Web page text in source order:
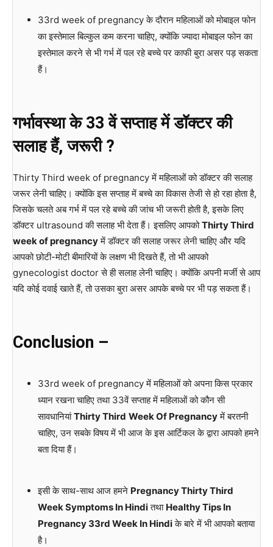
33rd week of pregnancy के दौरान महिलाओं को मोबाइल फोन
का इस्तेमाल बिल्कुल कम करना चाहिए, क्योंकि ज्यादा मोबाइल फोन का
इस्तेमाल करने से भी गर्भ में पल रहे बच्चे पर काफी बुरा असर पड़ सकता
हैं।
गर्भावस्था के 33 वें सप्ताह में डॉक्टर की
सलाह हैं, जरूरी ?
Thirty Third week of pregnancy में महिलाओं को डॉक्टर की सलाह
जरूर लेनी चाहिए। क्योंकि इस सप्ताह में बच्चे का विकास तेजी से हो रहा होता है,
जिसके चलते अब गर्भ में पल रहे बच्चे की जांच भी जरूरी होती है, इसके लिए
डॉक्टर ultrasound की सलाह भी देता हैं। इसलिए आपकोThirty Third
week of pregnancyमें डॉक्टर की सलाह जरूर लेनी चाहिए और यदि
आपको छोटी-मोटी बीमारियों के लक्षण भी दिखते हैं, तो भी आपको
gynecologist doctor से ही सलाह लेनी चाहिए। क्योंकि अपनी मर्जी से आप
यदि कोई दवाई खाते हैं, तो उसका बुरा असर आपके बच्चे पर भी पड़ सकता हैं।
Conclusion –
33rd week of pregnancy में महिलाओं को अपना किस प्रकार
ध्यान रखना चाहिए तथा 33वें सप्ताह में महिलाओं को कौन सी
सावधानियांThirty Third Week Of Pregnancyमें बरतनी
चाहिए, उन सबके विषय में भी आज के इस आर्टिकल के द्वारा आपको हमने
बता दिया हैं।
इसी के साथ-साथ आज हमने Pregnancy Thirty Third
Week Symptoms In Hindiतथा Healthy Tips In
Pregnancy 33rd Week In Hindiके बारे में भी आपको बताया
है।